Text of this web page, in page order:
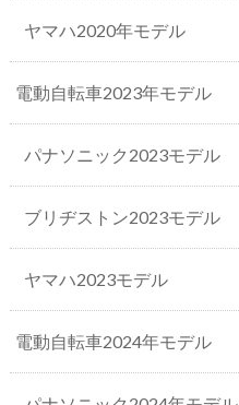
ヤマハ2020年モデル
電動自転車2023年モデル
パナソニック2023モデル
ブリヂストン2023モデル
ヤマハ2023モデル
電動自転車2024年モデル